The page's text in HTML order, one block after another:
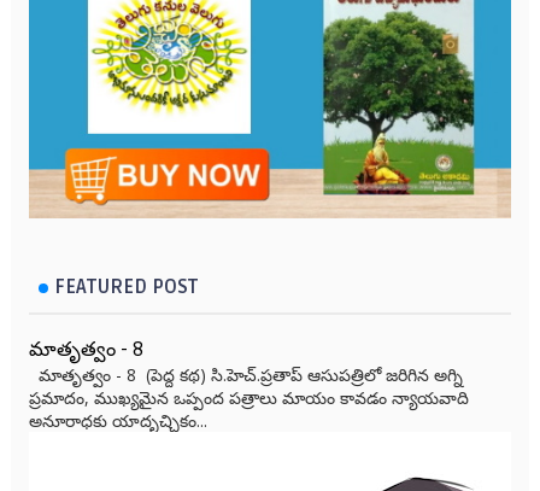
FEATURED POST
మాతృత్వం - 8
మాతృత్వం - 8 (పెద్ద కథ) సి.హెచ్.ప్రతాప్ ఆసుపత్రిలో జరిగిన అగ్ని
ప్రమాదం, ముఖ్యమైన ఒప్పంద పత్రాలు మాయం కావడం న్యాయవాది
అనూరాధకు యాదృచ్ఛికం...